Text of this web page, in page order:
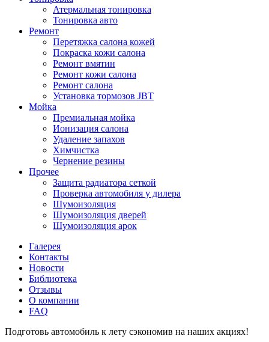
Атермальная тонировка
Тонировка авто
Ремонт
Перетяжка салона кожей
Покраска кожи салона
Ремонт вмятин
Ремонт кожи салона
Ремонт салона
Установка тормозов JBT
Мойка
Премиальная мойка
Ионизация салона
Удаление запахов
Химчистка
Чернение резины
Прочее
Защита радиатора сеткой
Проверка автомобиля у дилера
Шумоизоляция
Шумоизоляция дверей
Шумоизоляция арок
Галерея
Контакты
Новости
Библиотека
Отзывы
О компании
FAQ
Подготовь автомобиль к лету сэкономив на наших акциях!